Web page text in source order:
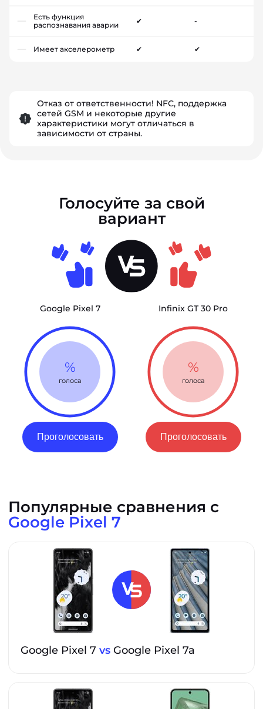
Есть функция
распознавания аварии
✔ -
Имеет акселерометр ✔ ✔
Отказ от ответственности! NFC, поддержка
сетей GSM и некоторые другие
характеристики могут отличаться в
зависимости от страны.
Голосуйте за свой
вариант
Google Pixel 7
%
голоса
Проголосовать
Infinix GT 30 Pro
%
голоса
Проголосовать
Популярные сравнения с
Google Pixel 7
Google Pixel 7 vs Google Pixel 7a